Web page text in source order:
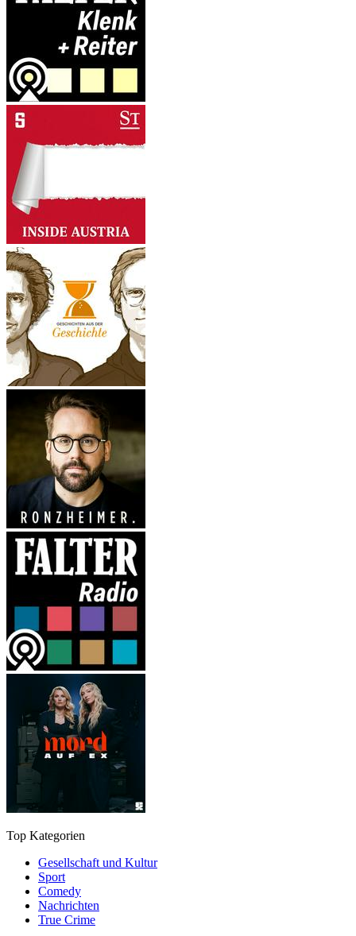
Top Kategorien
Gesellschaft und Kultur
Sport
Comedy
Nachrichten
True Crime